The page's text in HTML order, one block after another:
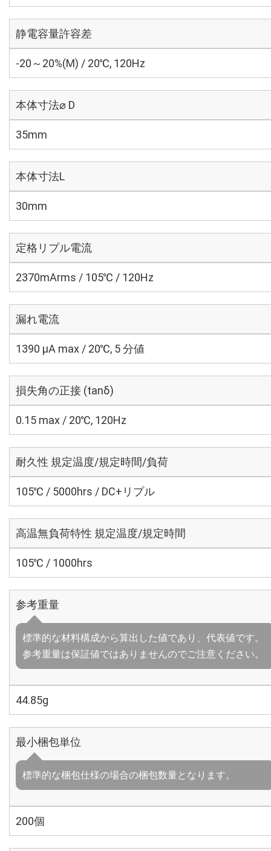
静電容量許容差
-20～20%(M) / 20℃, 120Hz
本体寸法⌀ D
35mm
本体寸法L
30mm
定格リプル電流
2370mArms / 105℃ / 120Hz
漏れ電流
1390 μA max / 20℃, 5 分値
損失角の正接 (tanδ)
0.15 max / 20℃, 120Hz
耐久性 規定温度/規定時間/負荷
105℃ / 5000hrs / DC+リプル
高温無負荷特性 規定温度/規定時間
105℃ / 1000hrs
参考重量
標準的な材料構成から算出した値であり、代表値です。
参考重量は保証値ではありませんのでご注意ください。
44.85g
最小梱包単位
標準的な梱包仕様の場合の梱包数量となります。
200個